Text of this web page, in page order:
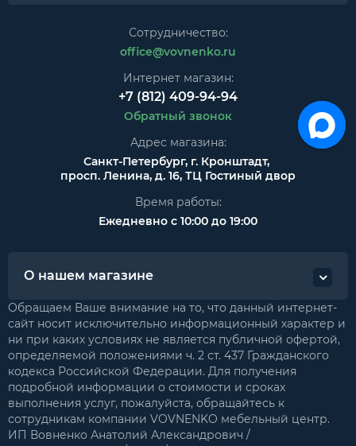
Сотрудничество:
office@vovnenko.ru
Интернет магазин:
+7 (812) 409-94-94
Обратный звонок
Адрес магазина:
Санкт-Петербург, г. Кронштадт,
просп. Ленина, д. 16, ТЦ Гостиный двор
Время работы:
Ежедневно с 10:00 до 19:00
О нашем магазине
Обращаем Ваше внимание на то, что данный интернет-
сайт носит исключительно информационный характер и
ни при каких условиях не является публичной офертой,
определяемой положениями ч. 2 ст. 437 Гражданского
кодекса Российской Федерации. Для получения
подробной информации о стоимости и сроках
выполнения услуг, пожалуйста, обращайтесь к
сотрудникам компании VOVNENKO мебельный центр.
ИП Вовненко Анатолий Александрович /